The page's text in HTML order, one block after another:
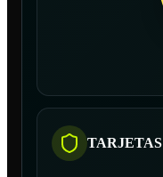
TARJETAS